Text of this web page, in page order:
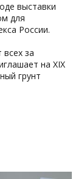
выставки
для
России.
за
на XIX
грунт